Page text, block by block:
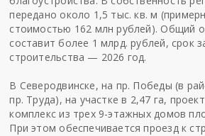
передано около 1,5 тыс. кв. м
стоимостью 162 млн рублей). Общий
составит более 1 млрд. рублей, срок
строительства — 2026 год.
В Северодвинске, на пр. Победы (в
пр. Труда), на участке в 2,47 га,
комплекс из трех 9-этажных домов
При этом обеспечивается проезд к